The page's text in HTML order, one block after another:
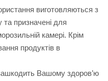
виготовляються з
та призначені для
камері. Крім
продуктів в
Вашому здоров’ю